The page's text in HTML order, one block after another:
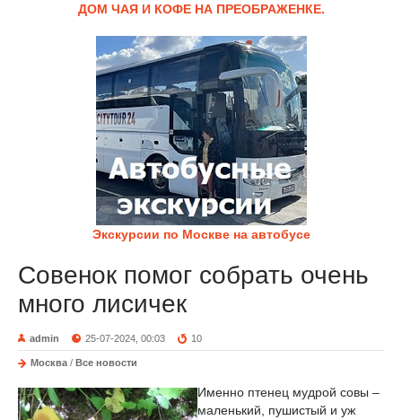
ДОМ ЧАЯ И КОФЕ НА ПРЕОБРАЖЕНКЕ.
Экскурсии по Москве на автобусе
Совенок помог собрать очень
много лисичек
admin 25-07-2024, 00:03 10
Москва / Все новости
Именно птенец мудрой совы –
маленький, пушистый и уж